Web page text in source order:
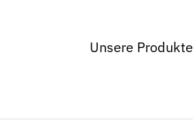
Unsere Produkte